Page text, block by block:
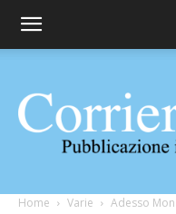
Home Varie Adesso